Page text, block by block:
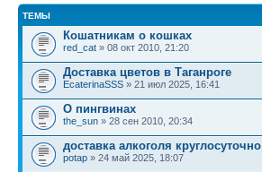
ТЕМЫ
Кошатникам о кошках
red_cat » 08 окт 2010, 21:20
Доставка цветов в Таганроге
EcaterinaSSS » 21 июл 2025, 16:41
О пингвинах
the_sun » 28 сен 2010, 20:34
доставка алкоголя круглосуточно
potap » 24 май 2025, 18:07